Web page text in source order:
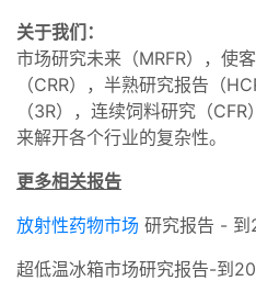
关于我们：
市场研究未来（MRFR），使
（CRR），半熟研究报告（
（3R），连续饲料研究（
来解开各个行业的复杂性。
更多相关报告
放射性药物市场 研究报告 -
超低温冰箱市场研究报告-到